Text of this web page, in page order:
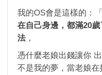
我的OS會是這樣的：「
在自己身邊，都滿20
法
憑什麼老娘出錢讓你
不是我的夢，當老娘